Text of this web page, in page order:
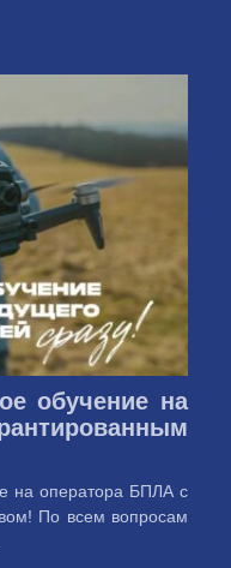
обучение на
на оператора БПЛА с
По всем вопросам